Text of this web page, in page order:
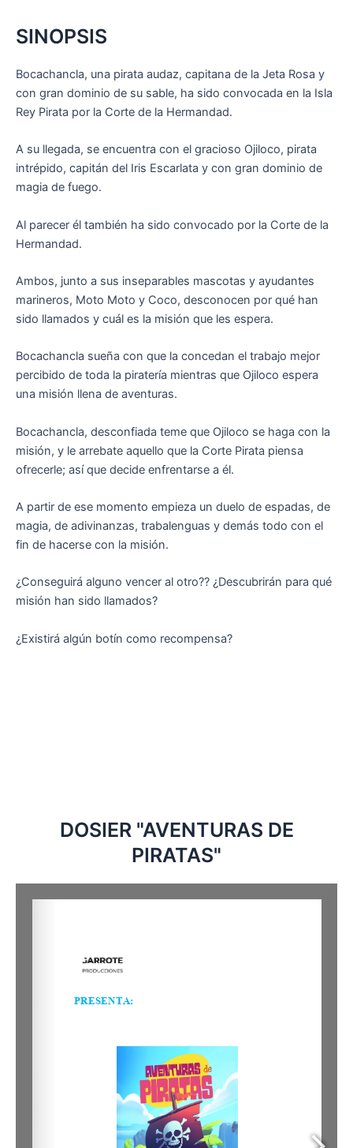
SINOPSIS
Bocachancla, una pirata audaz, capitana de la Jeta Rosa y
con gran dominio de su sable, ha sido convocada en la Isla
Rey Pirata por la Corte de la Hermandad.
A su llegada, se encuentra con el gracioso Ojiloco, pirata
intrépido, capitán del Iris Escarlata y con gran dominio de
magia de fuego.
Al parecer él también ha sido convocado por la Corte de la
Hermandad.
Ambos, junto a sus inseparables mascotas y ayudantes
marineros, Moto Moto y Coco, desconocen por qué han
sido llamados y cuál es la misión que les espera.
Bocachancla sueña con que la concedan el trabajo mejor
percibido de toda la piratería mientras que Ojiloco espera
una misión llena de aventuras.
Bocachancla, desconfiada teme que Ojiloco se haga con la
misión, y le arrebate aquello que la Corte Pirata piensa
ofrecerle; así que decide enfrentarse a él.
A partir de ese momento empieza un duelo de espadas, de
magia, de adivinanzas, trabalenguas y demás todo con el
fin de hacerse con la misión.
¿Conseguirá alguno vencer al otro?? ¿Descubrirán para qué
misión han sido llamados?
¿Existirá algún botín como recompensa?
DOSIER "AVENTURAS DE
PIRATAS"